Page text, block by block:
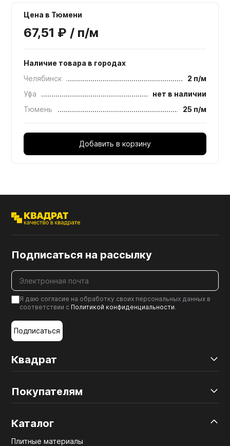
Цена в Тюмени
67,51 ₽ / п/м
Наличие товара в городах
Челябинск
2 п/м
Уфа
нет в наличии
Тюмень
25 п/м
Добавить в корзину
Квадрат
Покупателям
Каталог
Плитные материалы
Подписаться на рассылку
Я даю согласие на обработку своих персональных данных в
соответствии с Политикой конфиденциальности.
Подписаться